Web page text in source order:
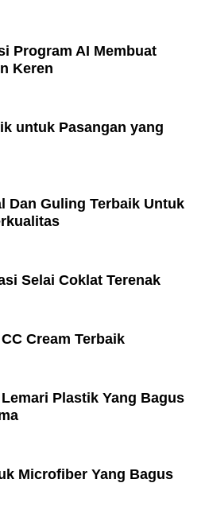
Program AI Membuat
Keren
untuk Pasangan yang
Dan Guling Terbaik Untuk
Selai Coklat Terenak
Cream Terbaik
Plastik Yang Bagus
Microfiber Yang Bagus